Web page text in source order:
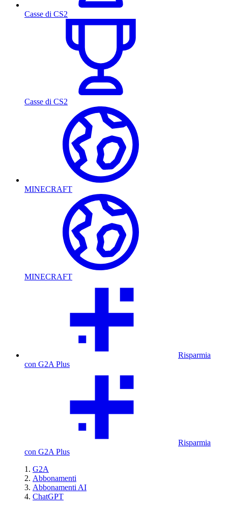
Casse di CS2
Casse di CS2
MINECRAFT
MINECRAFT
Risparmia
con G2A Plus
Risparmia
con G2A Plus
G2A
Abbonamenti
Abbonamenti AI
ChatGPT